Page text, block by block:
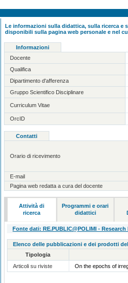
Le informazioni sulla didattica, sulla ricerca
disponibili sulla pagina web personale e nel
Informazioni
Docente
Qualifica
Dipartimento d'afferenza
Gruppo Scientifico Disciplinare
Curriculum Vitae
OrcID
Contatti
Orario di ricevimento
E-mail
Pagina web redatta a cura del docente
Attività di
ricerca
Programmi e orari
didattici
Fonte dati: RE.PUBLIC@POLIMI -
Elenco delle pubblicazioni e dei prodotti
Tipologia
Articoli su riviste
On the epochs of